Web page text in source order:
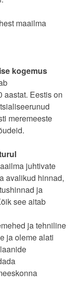
maailma
kogemus
aastat. Eestis on
meremeeste
juhtivate
avalikud hinnad,
ja
see aitab
ja tehniline
ja oleme alati